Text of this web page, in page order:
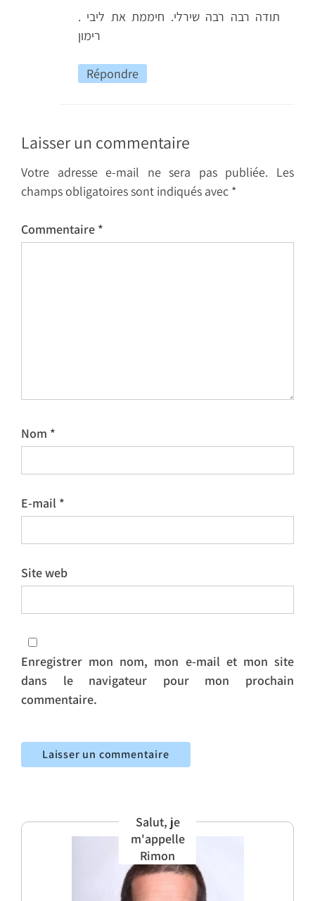
תודה רבה רבה שירלי. חיממת את ליבי .
רימון
Répondre
Laisser un commentaire
Votre adresse e-mail ne sera pas publiée.
Les
champs obligatoires sont indiqués avec *
Commentaire *
Nom *
E-mail *
Site web
Enregistrer mon nom, mon e-mail et mon site
dans le navigateur pour mon prochain
commentaire.
Salut, je
m'appelle
Rimon